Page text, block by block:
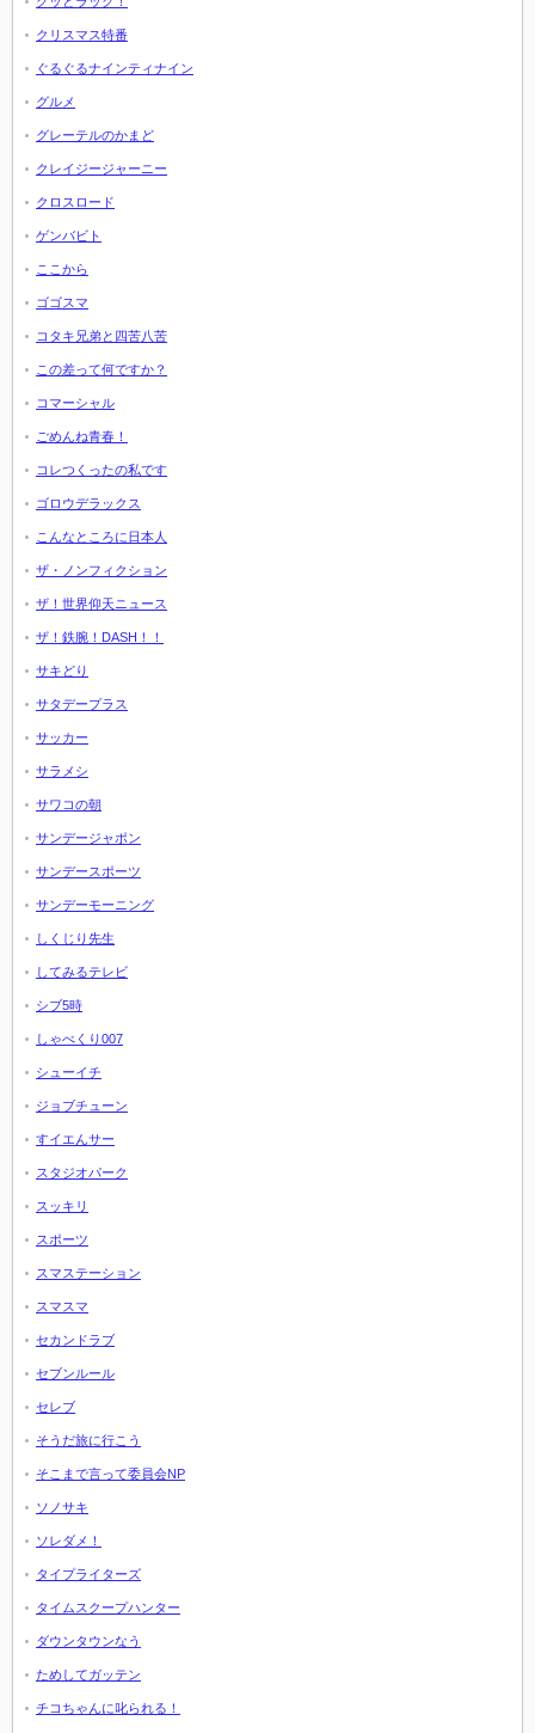
クリスマス特番
ぐるぐるナインティナイン
グルメ
グレーテルのかまど
クレイジージャーニー
クロスロード
ゲンバビト
ここから
ゴゴスマ
コタキ兄弟と四苦八苦
この差って何ですか？
コマーシャル
ごめんね青春！
コレつくったの私です
ゴロウデラックス
こんなところに日本人
ザ・ノンフィクション
ザ！世界仰天ニュース
ザ！鉄腕！DASH！！
サキどり
サタデープラス
サッカー
サラメシ
サワコの朝
サンデージャポン
サンデースポーツ
サンデーモーニング
しくじり先生
してみるテレビ
シブ5時
しゃべくり007
シューイチ
ジョブチューン
すイエんサー
スタジオパーク
スッキリ
スポーツ
スマステーション
スマスマ
セカンドラブ
セブンルール
セレブ
そうだ旅に行こう
そこまで言って委員会NP
ソノサキ
ソレダメ！
タイプライターズ
タイムスクープハンター
ダウンタウンなう
ためしてガッテン
チコちゃんに叱られる！